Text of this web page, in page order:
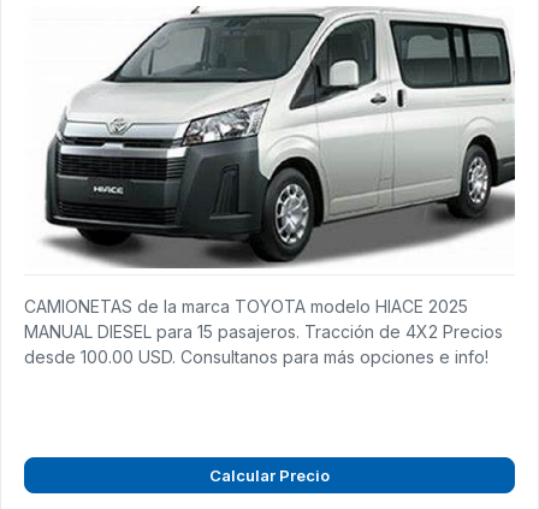
CAMIONETAS de la marca TOYOTA modelo HIACE 2025
MANUAL DIESEL para 15 pasajeros. Tracción de 4X2 Precios
desde 100.00 USD. Consultanos para más opciones e info!
Calcular Precio